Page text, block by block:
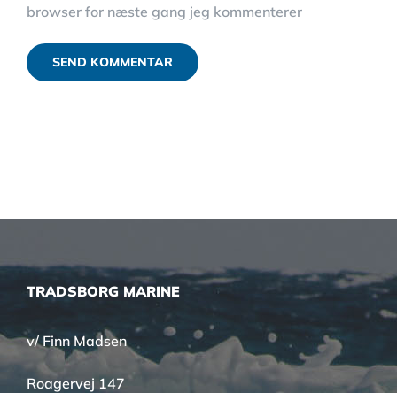
browser for næste gang jeg kommenterer
TRADSBORG MARINE
v/ Finn Madsen
Roagervej 147